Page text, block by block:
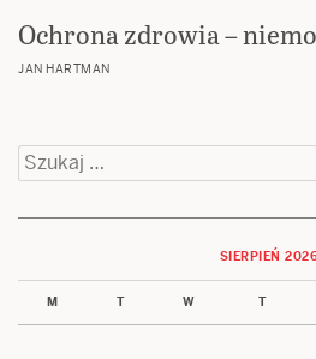
Ochrona zdrowia –
JAN HARTMAN
Szukaj:
SIERPIEŃ
M T W T